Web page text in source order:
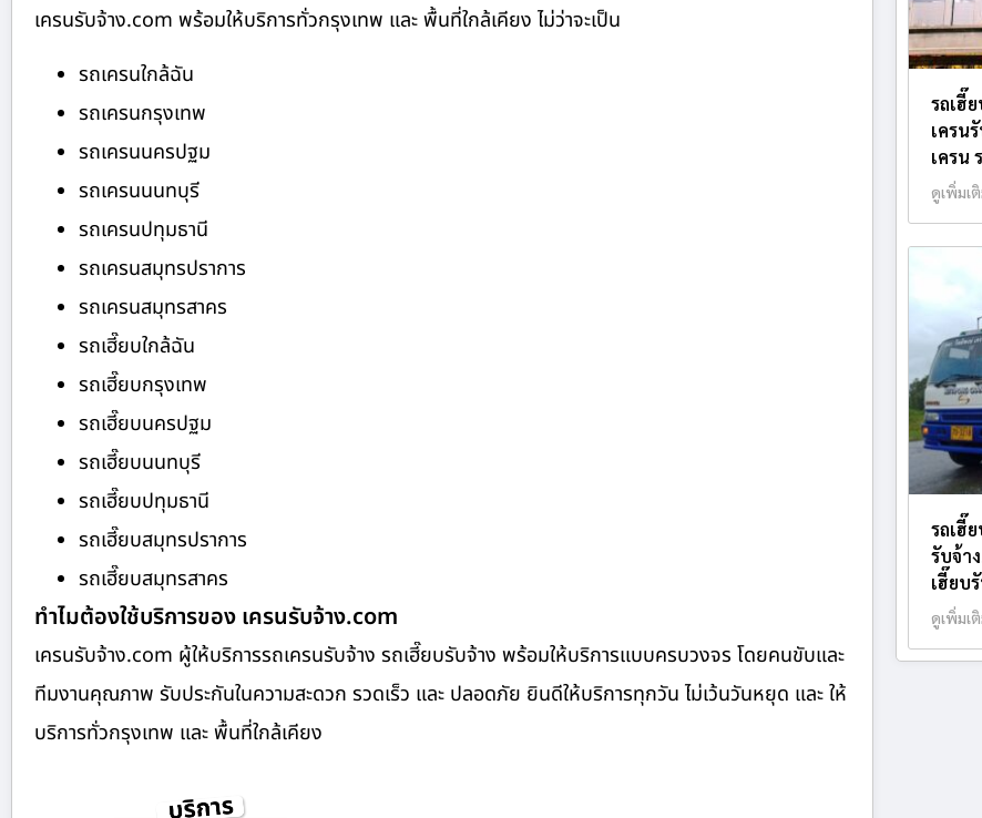
เครนรับจ้าง.com พร้อมให้บริการทั่วกรุงเทพ และ พื้นที่ใกล้เคียง ไม่ว่าจะเป็น
รถเครนใกล้ฉัน
รถเครนกรุงเทพ
รถเครนนครปฐม
รถเครนนนทบุรี
รถเครนปทุมธานี
รถเครนสมุทรปราการ
รถเครนสมุทรสาคร
รถเฮี๊ยบใกล้ฉัน
รถเฮี๊ยบกรุงเทพ
รถเฮี๊ยบนครปฐม
รถเฮี๊ยบนนทบุรี
รถเฮี๊ยบปทุมธานี
รถเฮี๊ยบสมุทรปราการ
รถเฮี๊ยบสมุทรสาคร
ทำไมต้องใช้บริการของ เครนรับจ้าง.com
เครนรับจ้าง.com ผู้ให้บริการรถเครนรับจ้าง รถเฮี๊ยบรับจ้าง พร้อมให้บริการแบบครบวงจร โดยคนขับและ
ทีมงานคุณภาพ รับประกันในความสะดวก รวดเร็ว และ ปลอดภัย ยินดีให้บริการทุกวัน ไม่เว้นวันหยุด และ ให้
บริการทั่วกรุงเทพ และ พื้นที่ใกล้เคียง
รถเฮี๊
เครน
เครน
ดูเพิ่มเ
รถเฮี๊
รับจ้า
เฮี๊ยบ
ดูเพิ่มเ